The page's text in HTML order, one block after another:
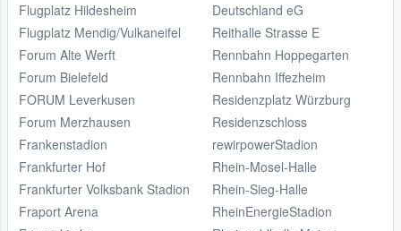
Flugplatz Hildesheim
Flugplatz Mendig/Vulkaneifel
Forum Alte Werft
Forum Bielefeld
FORUM Leverkusen
Forum Merzhausen
Frankenstadion
Frankfurter Hof
Frankfurter Volksbank Stadion
Fraport Arena
Deutschland eG
Reithalle Strasse E
Rennbahn Hoppegarten
Rennbahn Iffezheim
Residenzplatz Würzburg
Residenzschloss
rewirpowerStadion
Rhein-Mosel-Halle
Rhein-Sieg-Halle
RheinEnergieStadion